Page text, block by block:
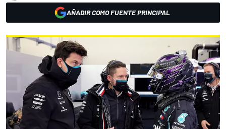
AÑADIR COMO FUENTE PRINCIPAL